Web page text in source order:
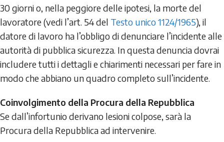
30 giorni o, nella peggiore delle ipotesi, la morte del
lavoratore (vedi l’art. 54 del Testo unico 1124/1965), il
datore di lavoro ha l’obbligo di denunciare l’incidente alle
autorità di pubblica sicurezza. In questa denuncia dovrai
includere tutti i dettagli e chiarimenti necessari per fare in
modo che abbiano un quadro completo sull’incidente.
Coinvolgimento della Procura della Repubblica
Se dall’infortunio derivano lesioni colpose, sarà la
Procura della Repubblica ad intervenire.